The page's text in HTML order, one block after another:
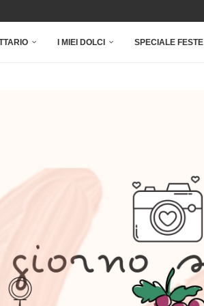
I MIEI DOLCI SPECIALE FESTE